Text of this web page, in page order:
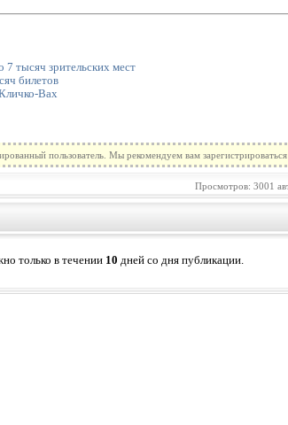
тысяч зрительских мест
билетов
Вах
пользователь. Мы рекомендуем вам
Просмотров: 3001
только в течении 10 дней со дня публикации.